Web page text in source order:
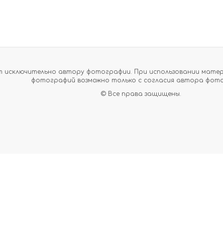
автору фотографии. При использовании
фотографий возможно только с согласия автора
© Все права защищены.